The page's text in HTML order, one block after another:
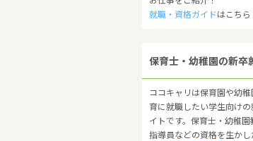
就職・資格ガイドはこちら
保育士・幼稚園の新卒
ココキャリは保育園や幼
育に就職したい学生向けの
イトです。保育士・幼稚
指導員などの資格を生かし